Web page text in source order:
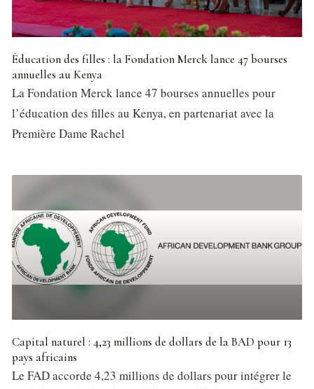
Éducation des filles : la Fondation Merck lance 47 bourses
annuelles au Kenya
La Fondation Merck lance 47 bourses annuelles pour
l’éducation des filles au Kenya, en partenariat avec la
Première Dame Rachel
Capital naturel : 4,23 millions de dollars de la BAD pour 13
pays africains
Le FAD accorde 4,23 millions de dollars pour intégrer le